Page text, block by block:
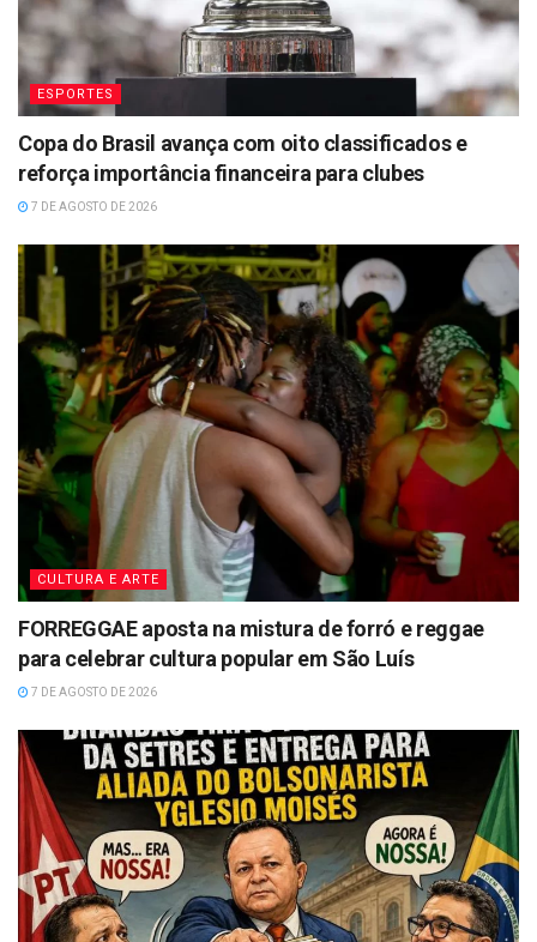
ESPORTES
Copa do Brasil avança com oito classificados e
reforça importância financeira para clubes
7 DE AGOSTO DE 2026
CULTURA E ARTE
FORREGGAE aposta na mistura de forró e reggae
para celebrar cultura popular em São Luís
7 DE AGOSTO DE 2026